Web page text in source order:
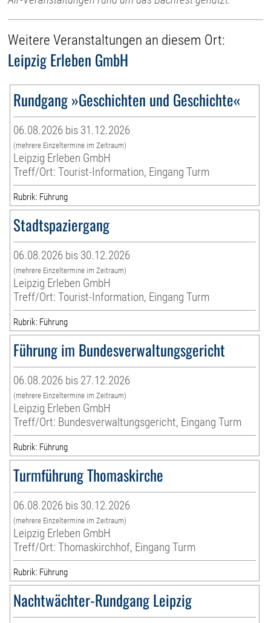
Weitere Veranstaltungen an diesem Ort:
Leipzig Erleben GmbH
Rundgang »Geschichten und Geschichte«
06.08.2026 bis 31.12.2026
(mehrere Einzeltermine im Zeitraum)
Leipzig Erleben GmbH
Treff/Ort: Tourist-Information, Eingang Turm
Rubrik: Führung
Stadtspaziergang
06.08.2026 bis 30.12.2026
(mehrere Einzeltermine im Zeitraum)
Leipzig Erleben GmbH
Treff/Ort: Tourist-Information, Eingang Turm
Rubrik: Führung
Führung im Bundesverwaltungsgericht
06.08.2026 bis 27.12.2026
(mehrere Einzeltermine im Zeitraum)
Leipzig Erleben GmbH
Treff/Ort: Bundesverwaltungsgericht, Eingang Turm
Rubrik: Führung
Turmführung Thomaskirche
06.08.2026 bis 30.12.2026
(mehrere Einzeltermine im Zeitraum)
Leipzig Erleben GmbH
Treff/Ort: Thomaskirchhof, Eingang Turm
Rubrik: Führung
Nachtwächter-Rundgang Leipzig